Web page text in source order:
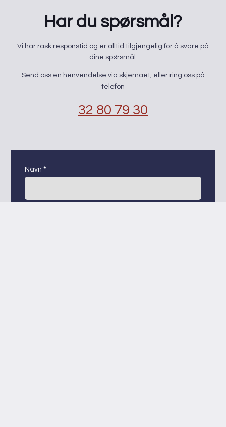
Har du spørsmål?
​Vi har rask responstid og er alltid ​tilgjengelig for å svare på
dine spørsmål.
Send oss en henvendelse via skjemaet, eller ring oss på
telefon
32 80 79 30
kontaktskjema
Navn *